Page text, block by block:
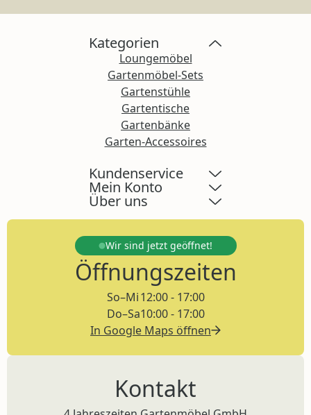
Kategorien
Loungemöbel
Gartenmöbel-Sets
Gartenstühle
Gartentische
Gartenbänke
Garten-Accessoires
Kundenservice
Mein Konto
Über uns
Wir sind jetzt geöffnet!
Öffnungszeiten
So–Mi
Do–Sa
12:00 - 17:00
10:00 - 17:00
In Google Maps öffnen
Kontakt